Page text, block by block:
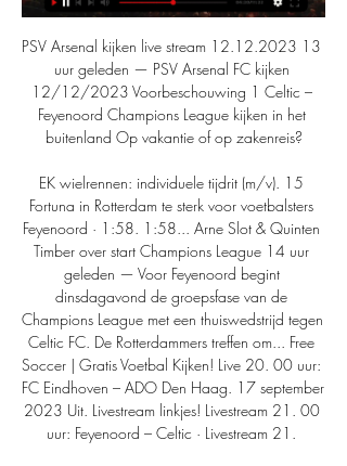
PSV Arsenal kijken live stream 12.12.2023 13
uur geleden — PSV Arsenal FC kijken
12/12/2023 Voorbeschouwing 1 Celtic –
Feyenoord Champions League kijken in het
buitenland Op vakantie of op zakenreis?
EK wielrennen: individuele tijdrit (m/v). 15
Fortuna in Rotterdam te sterk voor voetbalsters
Feyenoord · 1:58. 1:58... Arne Slot & Quinten
Timber over start Champions League 14 uur
geleden — Voor Feyenoord begint
dinsdagavond de groepsfase van de
Champions League met een thuiswedstrijd tegen
Celtic FC. De Rotterdammers treffen om... Free
Soccer | Gratis Voetbal Kijken! Live 20. 00 uur:
FC Eindhoven – ADO Den Haag. 17 september
2023 Uit. Livestream linkjes! Livestream 21. 00
uur: Feyenoord – Celtic · Livestream 21.